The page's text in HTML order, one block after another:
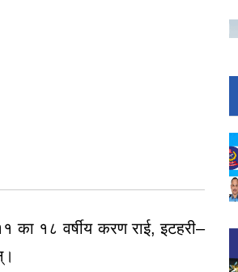
का १८ वर्षीय करण राई, इटहरी–